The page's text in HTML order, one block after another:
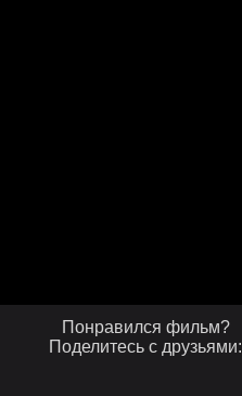
Понравился фильм?
Поделитесь с друзьями: